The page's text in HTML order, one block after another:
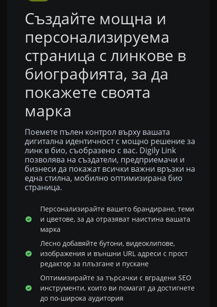
Създайте мощна и
персонализируема
страница с линкове в
биографията, за да
покажете своята
марка
Поемете пълен контрол върху вашата
дигитална идентичност с мощно решение за
линк в био, съобразено с вас. Digily Link
позволява на създатели, предприемачи и
бизнеси да покажат всички важни връзки на
една стилна, мобилно оптимизирана био
страница.
Персонализирайте вашето брандиране, теми
и цветове, за да отразяват наистина вашата
марка
Лесно добавяйте бутони, видеоклипове,
изображения и външни URL адреси с прост
редактор за плъзгане и пускане
Оптимизирайте за търсачки с вградени SEO
инструменти, които ви помагат да достигнете
до по-широка аудитория